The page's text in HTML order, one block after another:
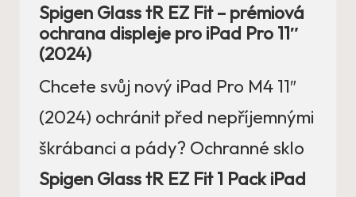
Spigen Glass tR EZ Fit – prémiová
ochrana displeje pro iPad Pro 11″
(2024)
Chcete svůj nový iPad Pro M4 11″
(2024) ochránit před nepříjemnými
škrábanci a pády? Ochranné sklo
Spigen Glass tR EZ Fit 1 Pack iPad